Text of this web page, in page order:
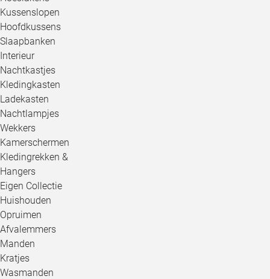
Kussenslopen
Hoofdkussens
Slaapbanken
Interieur
Nachtkastjes
Kledingkasten
Ladekasten
Nachtlampjes
Wekkers
Kamerschermen
Kledingrekken &
Hangers
Eigen Collectie
Huishouden
Opruimen
Afvalemmers
Manden
Kratjes
Wasmanden